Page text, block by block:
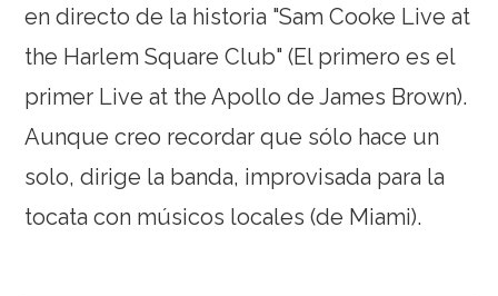
en directo de la historia "Sam Cooke Live at
the Harlem Square Club" (El primero es el
primer Live at the Apollo de James Brown).
Aunque creo recordar que sólo hace un
solo, dirige la banda, improvisada para la
tocata con músicos locales (de Miami).